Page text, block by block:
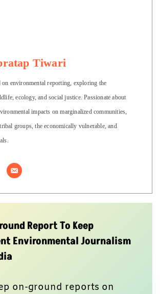
Tiwari
on environmental reporting, exploring the
ecology, and social justice. Passionate about
impacts on marginalized communities,
groups, the economically vulnerable, and
Report To Keep
Environmental Journalism
on-ground reports on